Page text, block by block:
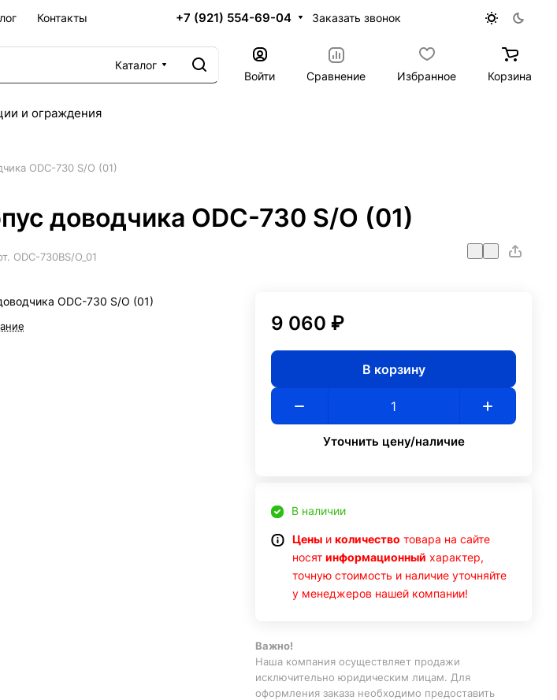
Контакты +7 (921) 554-69-04 Заказать звонок
Каталог
Войти
Сравнение Избранное Корзина
и ограждения
ODC-730 S/O (01)
доводчика ODC-730 S/O (01)
ODC-730ВS/O_01
ODC-730 S/O (01)
9 060 ₽
В корзину
Уточнить цену/наличие
В наличии
Цены иколичество товара на сайте
носятинформационный характер,
точную стоимость и наличие уточняйте
у менеджеров нашей компании!
Важно!
Наша компания осуществляет продажи
исключительно юридическим лицам. Для
оформления заказа необходимо предоставить